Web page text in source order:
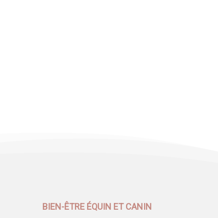
BIEN-ÊTRE ÉQUIN ET CANIN